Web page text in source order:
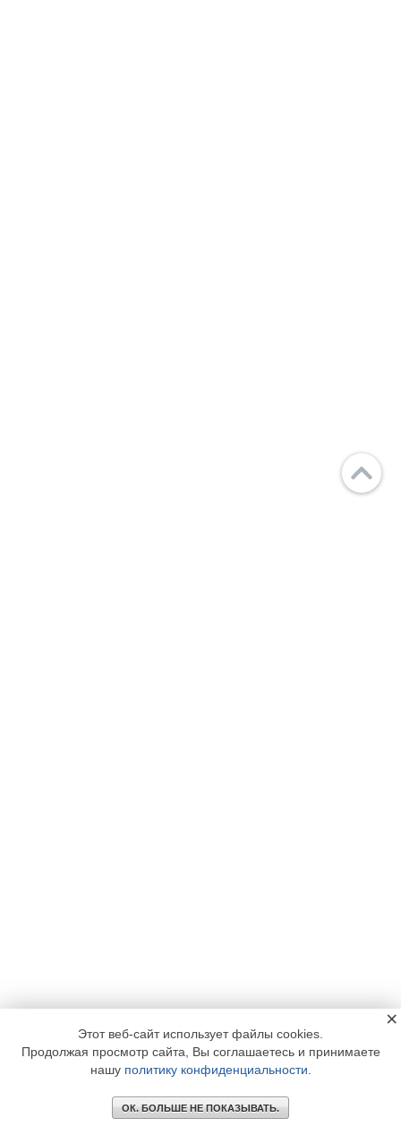
Этот веб-сайт использует файлы cookies.
Продолжая просмотр сайта, Вы соглашаетесь и принимаете
нашу политику конфиденциальности
ОК. БОЛЬШЕ НЕ ПОКАЗЫВАТЬ.
×